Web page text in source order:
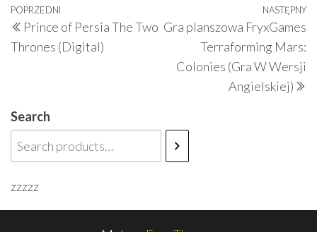
Nawigacja
wpisu
Poprzedni
wpis
POPRZEDNI
Prince of Persia The Two
Thrones (Digital)
NASTĘPNY
Gra planszowa FryxGames
Terraforming Mars:
Colonies (Gra W Wersji
Angielskiej)
Search
zzzzz